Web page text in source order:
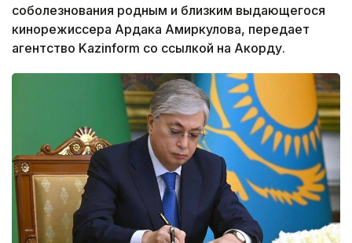
соболезнования родным и близким выдающегося
кинорежиссера Ардака Амиркулова, передает
агентство Kazinform со ссылкой на Акорду.